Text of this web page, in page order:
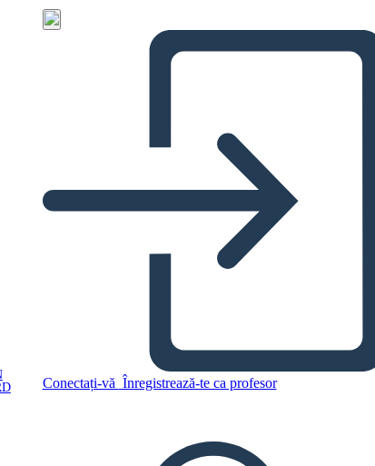
Conectați-vă Înregistrează-te ca profesor